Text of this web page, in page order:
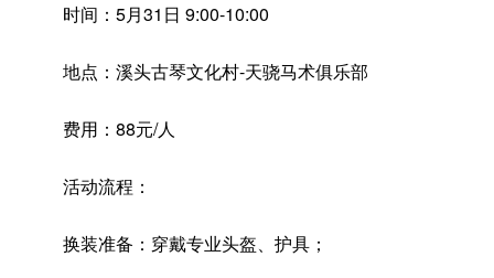
时间：5月31日 9:00-10:00
地点：溪头古琴文化村-天骁马术俱乐部
费用：88元/人
活动流程：
换装准备：穿戴专业头盔、护具；